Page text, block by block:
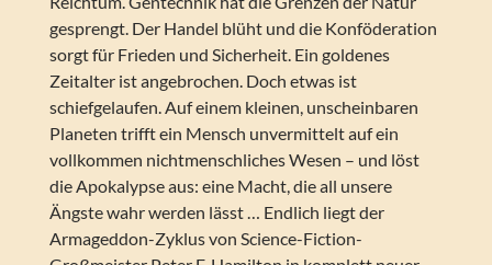
gesprengt. Der Handel blüht und die Konföderation
sorgt für Frieden und Sicherheit. Ein goldenes
Zeitalter ist angebrochen. Doch etwas ist
schiefgelaufen. Auf einem kleinen, unscheinbaren
Planeten trifft ein Mensch unvermittelt auf ein
vollkommen nichtmenschliches Wesen – und löst
die Apokalypse aus: eine Macht, die all unsere
Ängste wahr werden lässt … Endlich liegt der
Armageddon-Zyklus von Science-Fiction-